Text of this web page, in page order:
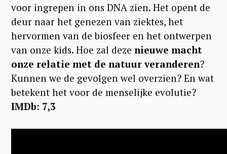
voor ingrepen in ons DNA zien. Het opent de
deur naar het genezen van ziektes, het
hervormen van de biosfeer en het ontwerpen
van onze kids. Hoe zal deze nieuwe macht
onze relatie met de natuur veranderen?
Kunnen we de gevolgen wel overzien? En wat
betekent het voor de menselijke evolutie?
IMDb: 7,3